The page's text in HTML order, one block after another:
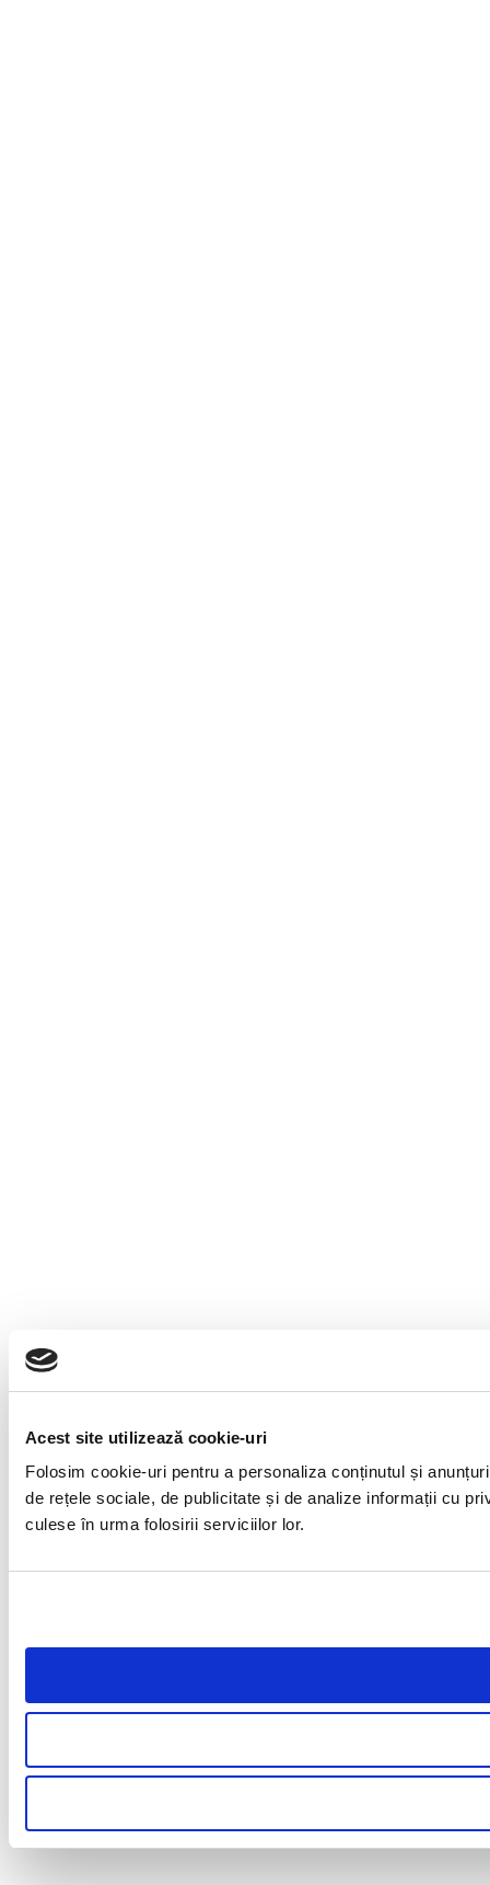
Acest site utilizează cookie-uri
Folosim cookie-uri pentru a personaliza conținutul și
de rețele sociale, de publicitate și de analize informații cu
culese în urma folosirii serviciilor lor.